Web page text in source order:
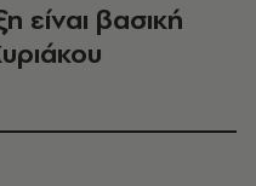
είναι βασική